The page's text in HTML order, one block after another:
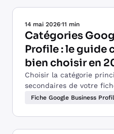
14 mai 2026·11 min
Catégories
Profile : le guide
bien choisir en
Choisir la catégorie
secondaires de votre
: méthode, exemples
Fiche Google Business